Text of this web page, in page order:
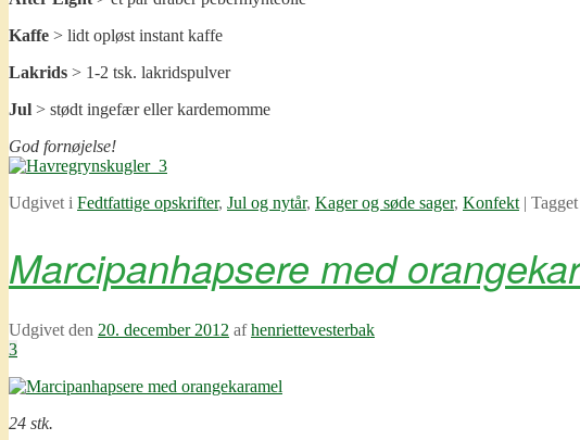
Kaffe > lidt opløst instant kaffe
Lakrids > 1-2 tsk. lakridspulver
Jul > stødt ingefær eller kardemomme
God fornøjelse!
Udgivet i Fedtfattige opskrifter, Jul og nytår, Kager og søde sager, Konfekt | Tagget
Marcipanhapsere med
Udgivet den 20. december 2012 afhenriettevesterbak
3
24 stk.